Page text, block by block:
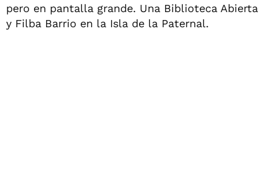
pero en pantalla grande. Una Biblioteca Abierta
y Filba Barrio en la Isla de la Paternal.